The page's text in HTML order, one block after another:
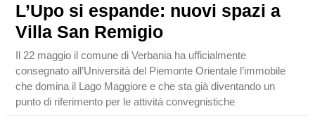
L’Upo si espande: nuovi spazi a
Villa San Remigio
Il 22 maggio il comune di Verbania ha ufficialmente
consegnato all’Università del Piemonte Orientale l’immobile
che domina il Lago Maggiore e che sta già diventando un
punto di riferimento per le attività convegnistiche